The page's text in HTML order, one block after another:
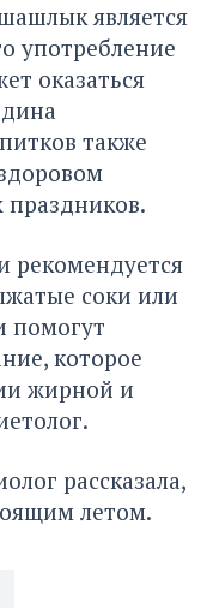
является
употребление
оказаться
также
рекомендуется
соки или
помогут
которое
жирной и
рассказала,
летом.